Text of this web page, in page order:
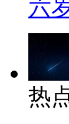
六
热